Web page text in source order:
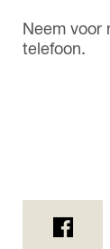
Neem voor
telefoon.